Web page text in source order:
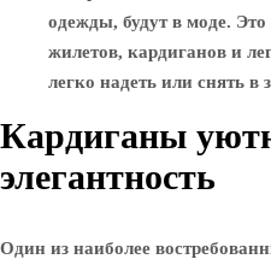
одежды, будут в моде. Это
жилетов, кардиганов и
легко надеть или снять в
Кардиганы
элегантность
Один из наиболее